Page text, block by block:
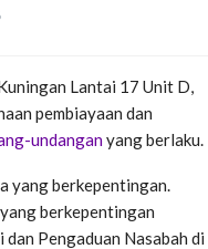
Lantai 17 Unit D,
pembiayaan dan
undanganyang berlaku.
yang berkepentingan.
berkepentingan
Pengaduan Nasabah di